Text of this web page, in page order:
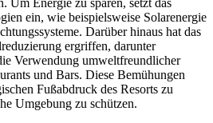
Um Energie zu sparen, setzt das
ein, wie beispielsweise Solarenergie
Darüber hinaus hat das
ergriffen, darunter
Verwendung umweltfreundlicher
und Bars. Diese Bemühungen
Fußabdruck des Resorts zu
Umgebung zu schützen.